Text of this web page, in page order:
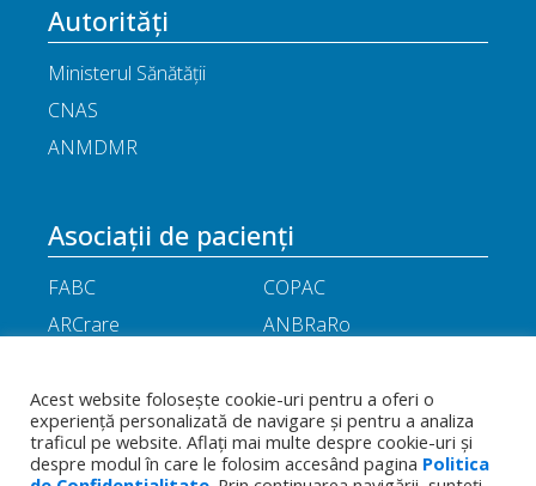
Autorități
Ministerul Sănătății
CNAS
ANMDMR
Asociații de pacienți
FABC
COPAC
ARCrare
ANBRaRo
ANHR
ARIL
APOR
Little People
Acest website folosește cookie-uri pentru a oferi o
experiență personalizată de navigare și pentru a analiza
traficul pe website. Aflați mai multe despre cookie-uri și
despre modul în care le folosim accesând pagina Politica